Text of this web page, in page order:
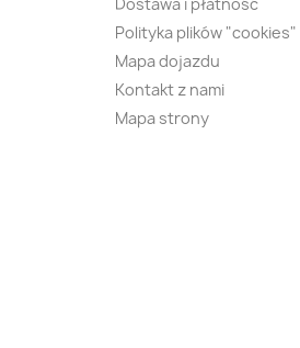
Polityka plików "cookies"
Mapa dojazdu
Kontakt z nami
Mapa strony